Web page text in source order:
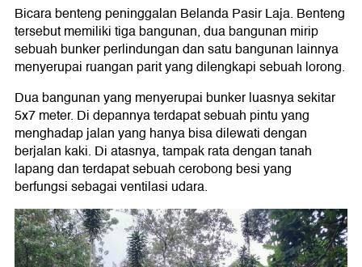
Bicara benteng peninggalan Belanda Pasir Laja. Benteng
tersebut memiliki tiga bangunan, dua bangunan mirip
sebuah bunker perlindungan dan satu bangunan lainnya
menyerupai ruangan parit yang dilengkapi sebuah lorong.
Dua bangunan yang menyerupai bunker luasnya sekitar
5x7 meter. Di depannya terdapat sebuah pintu yang
menghadap jalan yang hanya bisa dilewati dengan
berjalan kaki. Di atasnya, tampak rata dengan tanah
lapang dan terdapat sebuah cerobong besi yang
berfungsi sebagai ventilasi udara.